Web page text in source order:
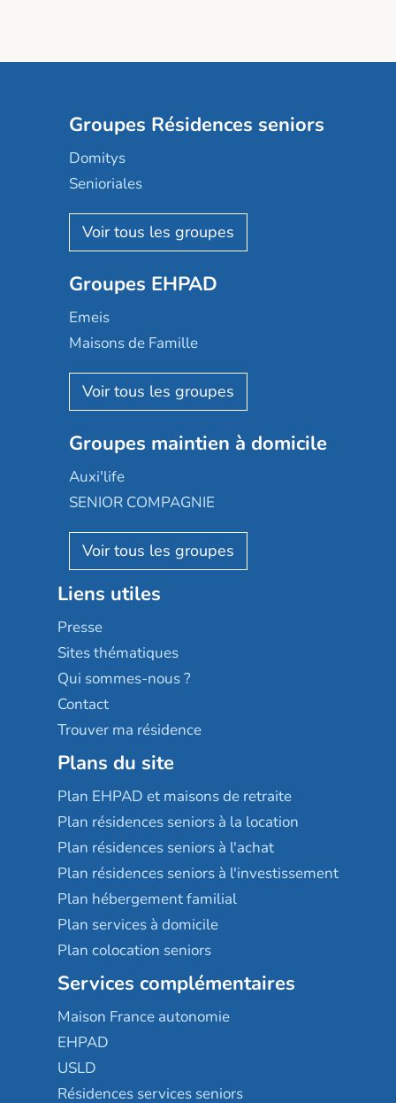
Groupes Résidences seniors
Domitys
Senioriales
Nohée
Les Résidentiels
Mobicap
Domusvi
Happy Senior
Aquarelia
Nexity edenea
Les jardins d'Arcadie
Reseda
Stella management
Les villages d'or
Sérénys
Résidences services Villa Médicis
Groupes EHPAD
Emeis
Maisons de Famille
Korian
Emera
Groupe SOS
Le Noble Âge
Almage
Résidalya
Groupe aplus
Groupes maintien à domicile
Auxi'life
SENIOR COMPAGNIE
AGE D'OR Services
Liens utiles
Presse
Sites thématiques
Qui sommes-nous ?
Contact
Trouver ma résidence
Plans du site
Plan EHPAD et maisons de retraite
Plan résidences seniors à la location
Plan résidences seniors à l'achat
Plan résidences seniors à l'investissement
Plan hébergement familial
Plan services à domicile
Plan colocation seniors
Services complémentaires
Maison France autonomie
EHPAD
USLD
Résidences services seniors